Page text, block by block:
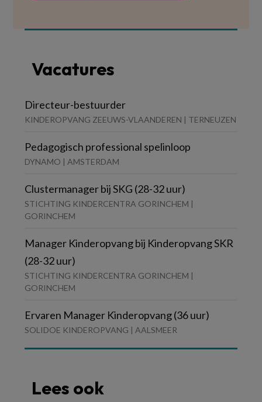
Vacatures
Directeur-bestuurder
KINDEROPVANG ZEEUWS-VLAANDEREN | TERNEUZEN
Pedagogisch professional spelinloop
DYNAMO | AMSTERDAM
Clustermanager bij SKG (28-32 uur)
STICHTING KINDERCENTRA GORINCHEM |
GORINCHEM
Manager Kinderopvang bij Kinderopvang SKR
(28-32 uur)
STICHTING KINDERCENTRA GORINCHEM |
GORINCHEM
Ervaren Manager Kinderopvang (36 uur)
SOLIDOE KINDEROPVANG | AALSMEER
Lees ook